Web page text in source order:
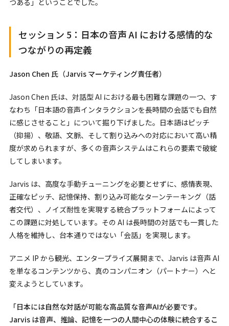
セッション 5：日本の音声 AI における感情的な
つながりの再定義
Jason Chen 氏（Jarvis マーケティング責任者）
Jason Chen 氏は、対話型 AI における最も困難な課題の一つ、す
なわち「日本語の音声インタラクションを長時間の会話でも自然
に感じさせること」について掘り下げました。日本語はピッチ
（抑揚）、敬語、文脈、そして割り込みへの対応において高い精
度が求められますが、多くの音声システムはこれらの要素で破綻
してしまいます。
Jarvis は、高度な手動チューニングを必要とせずに、感情表現、
正確なピッチ、記憶保持、割り込み可能なターンテーキング（話
者交代）、ノイズ耐性を実現する統合プラットフォームによって
この課題に対処しています。その AI は長時間の対話でも一貫した
人格を維持し、台本通りではない「会話」を実現します。
アニメ IP から観光、エンタープライズ展開まで、Jarvis は音声 AI
を単なるコンテンツから、真のコンパニオン（パートナー）へと
変えようとしています。
「日本には自然な対話が可能な高品質な音声AIが必要です。
Jarvis は音声、推論、記憶を一つの人間中心の体験に統合するこ